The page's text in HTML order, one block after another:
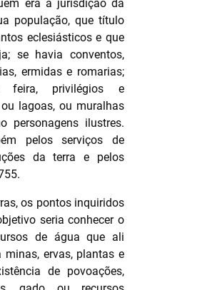
era a jurisdição da
população, que título
eclesiásticos e que
se havia conventos,
ermidas e romarias;
feira, privilégios e
lagoas, ou muralhas
personagens ilustres.
pelos serviços de
da terra e pelos
os pontos inquiridos
seria conhecer o
de água que ali
minas, ervas, plantas e
de povoações,